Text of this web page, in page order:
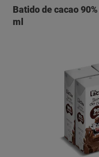
Batido de cacao
ml